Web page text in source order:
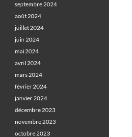
septembre 2024
août 2024
juillet 2024
juin 2024
mai 2024
avril 2024
mars 2024
février 2024
janvier 2024
décembre 2023
novembre 2023
octobre 2023